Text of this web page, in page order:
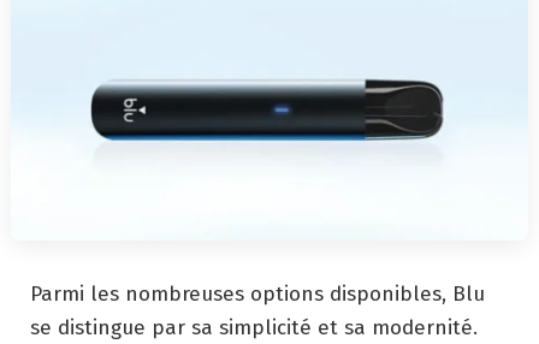
Parmi les nombreuses options disponibles, Blu
se distingue par sa simplicité et sa modernité.